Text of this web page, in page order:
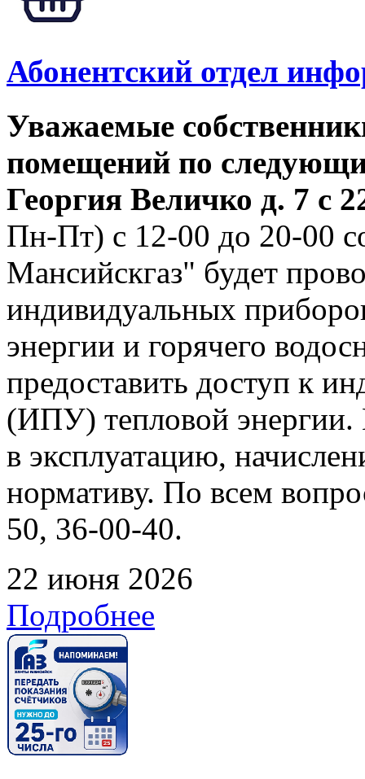
Абонентский отдел
Уважаемые
помещений по
Георгия Величко д. 7 с
Пн-Пт) с 12-00 до 20-00
Мансийскгаз" будет
индивидуальных
энергии и горячего
предоставить доступ к
(ИПУ) тепловой энергии.
в эксплуатацию,
нормативу. По всем
50, 36-00-40.
22 июня 2026
Подробнее